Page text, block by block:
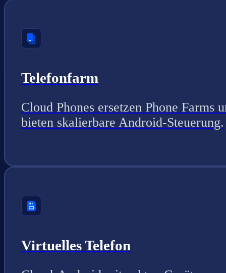
Telefonfarm
Cloud Phones ersetzen Phone Farms
bieten skalierbare Android-Steuerung.
Virtuelles Telefon